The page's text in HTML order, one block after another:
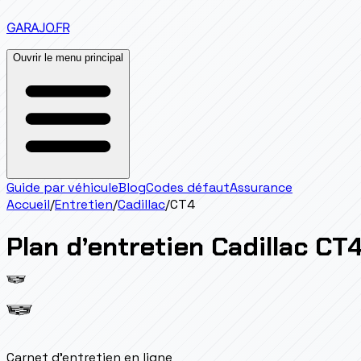
GARAJO.FR
Ouvrir le menu principal
Guide par véhiculeBlogCodes défautAssurance
Accueil/Entretien/Cadillac/CT4
Plan d’entretien Cadillac
Carnet d'entretien en ligne